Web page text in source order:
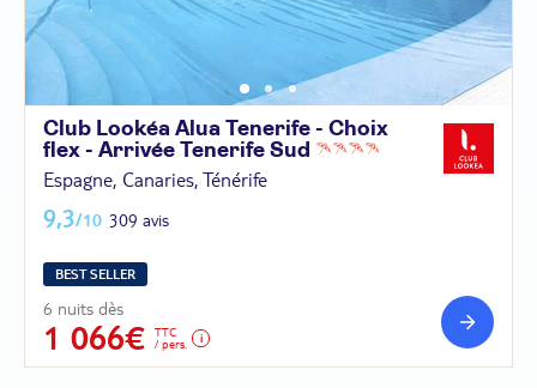
Club Lookéa Alua Tenerife - Choix
flex - Arrivée Tenerife Sud
Espagne, Canaries, Ténérife
9,3/10 309 avis
BEST SELLER
6 nuits dès
1 066€
TTC
/ pers.